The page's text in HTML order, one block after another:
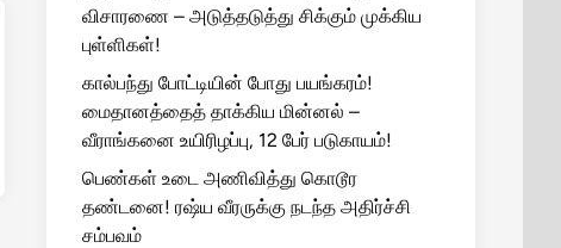
விசாரணை – அடுத்தடுத்து சிக்கும் முக்கிய
புள்ளிகள்!
கால்பந்து போட்டியின் போது பயங்கரம்!
மைதானத்தைத் தாக்கிய மின்னல் –
வீராங்கனை உயிரிழப்பு, 12 பேர் படுகாயம்!
பெண்கள் உடை அணிவித்து கொடூர
தண்டனை! ரஷ்ய வீரருக்கு நடந்த அதிர்ச்சி
சம்பவம்